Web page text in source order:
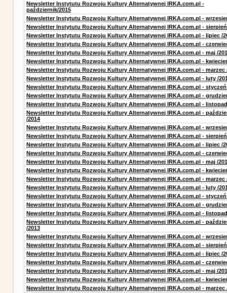
Newsletter Instytutu Rozwoju Kultury Alternatywnej IRKA.com.pl -
październik/2015
Newsletter Instytutu Rozwoju Kultury Alternatywnej IRKA.com.pl -
Newsletter Instytutu Rozwoju Kultury Alternatywnej IRKA.com.pl -
Newsletter Instytutu Rozwoju Kultury Alternatywnej IRKA.com.pl - lipiec /
Newsletter Instytutu Rozwoju Kultury Alternatywnej IRKA.com.pl -
Newsletter Instytutu Rozwoju Kultury Alternatywnej IRKA.com.pl - maj /
Newsletter Instytutu Rozwoju Kultury Alternatywnej IRKA.com.pl -
Newsletter Instytutu Rozwoju Kultury Alternatywnej IRKA.com.pl - marzec
Newsletter Instytutu Rozwoju Kultury Alternatywnej IRKA.com.pl - luty /
Newsletter Instytutu Rozwoju Kultury Alternatywnej IRKA.com.pl - styczeń
Newsletter Instytutu Rozwoju Kultury Alternatywnej IRKA.com.pl -
Newsletter Instytutu Rozwoju Kultury Alternatywnej IRKA.com.pl - listopad
Newsletter Instytutu Rozwoju Kultury Alternatywnej IRKA.com.pl -
/2014
Newsletter Instytutu Rozwoju Kultury Alternatywnej IRKA.com.pl -
Newsletter Instytutu Rozwoju Kultury Alternatywnej IRKA.com.pl - sierpień
Newsletter Instytutu Rozwoju Kultury Alternatywnej IRKA.com.pl - lipiec /
Newsletter Instytutu Rozwoju Kultury Alternatywnej IRKA.com.pl -
Newsletter Instytutu Rozwoju Kultury Alternatywnej IRKA.com.pl - maj /
Newsletter Instytutu Rozwoju Kultury Alternatywnej IRKA.com.pl -
Newsletter Instytutu Rozwoju Kultury Alternatywnej IRKA.com.pl - marzec
Newsletter Instytutu Rozwoju Kultury Alternatywnej IRKA.com.pl - luty /
Newsletter Instytutu Rozwoju Kultury Alternatywnej IRKA.com.pl - styczeń
Newsletter Instytutu Rozwoju Kultury Alternatywnej IRKA.com.pl -
Newsletter Instytutu Rozwoju Kultury Alternatywnej IRKA.com.pl - listopad
Newsletter Instytutu Rozwoju Kultury Alternatywnej IRKA.com.pl -
/2013
Newsletter Instytutu Rozwoju Kultury Alternatywnej IRKA.com.pl -
Newsletter Instytutu Rozwoju Kultury Alternatywnej IRKA.com.pl - sierpień
Newsletter Instytutu Rozwoju Kultury Alternatywnej IRKA.com.pl - lipiec /
Newsletter Instytutu Rozwoju Kultury Alternatywnej IRKA.com.pl -
Newsletter Instytutu Rozwoju Kultury Alternatywnej IRKA.com.pl - maj /
Newsletter Instytutu Rozwoju Kultury Alternatywnej IRKA.com.pl -
Newsletter Instytutu Rozwoju Kultury Alternatywnej IRKA.com.pl - marzec